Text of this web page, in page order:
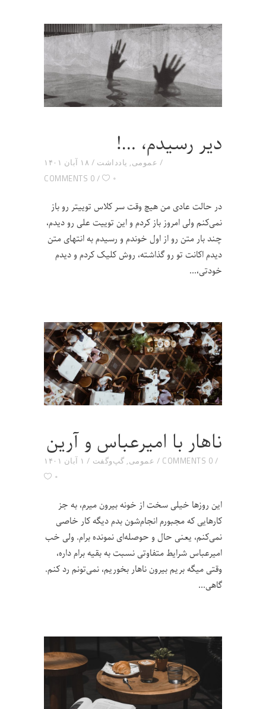
دیر رسیدم، …!
۱۸ آبان ۱۴۰۱ عمومی, یادداشت
0 COMMENTS
۰
در حالت عادی من هیچ وقت سر کلاس توییتر رو باز
نمی‌کنم ولی امروز باز کردم و این توییت علی رو دیدم،
چند بار متن رو از اول خوندم و رسیدم به انتهای متن
دیدم اکانت تو رو گذاشته، روش کلیک کردم و دیدم
خودتی،
ناهار با امیرعباس و آرین
۱ آبان ۱۴۰۱ عمومی, گپ‌و‌گفت 0 COMMENTS
۰
این روزها خیلی سخت از خونه بیرون میرم، به جز
کارهایی که مجبورم انجام‌شون بدم دیگه کار خاصی
نمی‌کنم، یعنی حال و حوصله‌ای نمونده برام. ولی خب
امیرعباس شرایط متفاوتی نسبت به بقیه‌ برام داره،
وقتی میگه بریم بیرون ناهار بخوریم، نمی‌تونم رد کنم.
گاهی